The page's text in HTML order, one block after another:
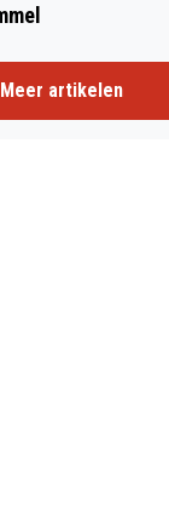
Meer artikelen